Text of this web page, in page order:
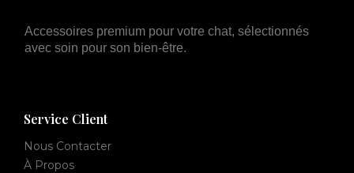
Accessoires premium pour votre chat, sélectionnés
avec soin pour son bien-être.
Service Client
Nous Contacter
À Propos